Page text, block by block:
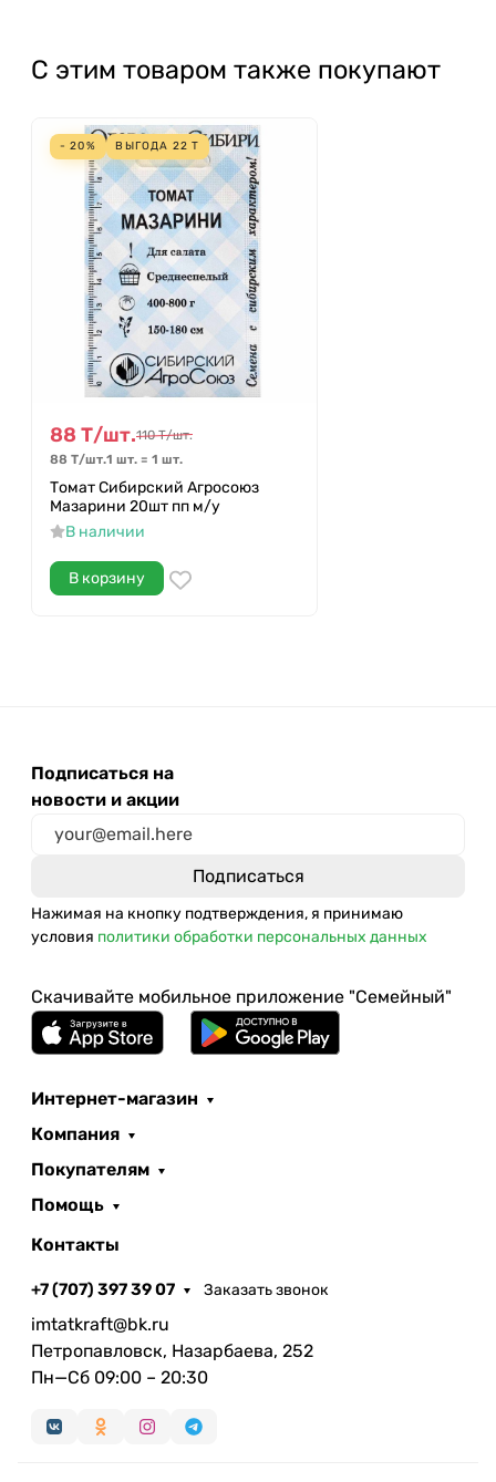
С этим товаром также покупают
- 20% ВЫГОДА 22 Т
88 Т/шт.110 Т/шт.
88 Т/шт.1 шт. = 1 шт.
Томат Сибирский Агросоюз
Мазарини 20шт пп м/у
В наличии
В корзину
Подписаться на
новости и акции
Нажимая на кнопку подтверждения, я принимаю
условия политики обработки персональных данных
Скачивайте мобильное приложение "Семейный"
Интернет-магазин
Компания
Покупателям
Помощь
Контакты
+7 (707) 397 39 07 Заказать звонок
imtatkraft@bk.ru
Петропавловск, Назарбаева, 252
Пн—Сб 09:00 – 20:30